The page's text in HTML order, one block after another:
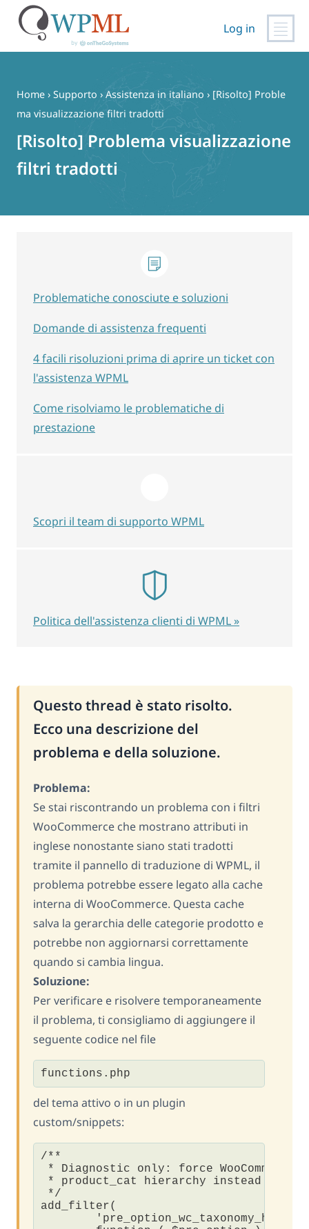
contenuto
Log in
Home › Supporto › Assistenza in italiano › [Risolto] Proble
ma visualizzazione filtri tradotti
[Risolto] Problema visualizzazione
filtri tradotti
Questo thread è stato risolto.
Ecco una descrizione del
problema e della soluzione.
Problema:
Se stai riscontrando un problema con i filtri
WooCommerce che mostrano attributi in
inglese nonostante siano stati tradotti
tramite il pannello di traduzione di WPML, il
problema potrebbe essere legato alla cache
interna di WooCommerce. Questa cache
salva la gerarchia delle categorie prodotto e
potrebbe non aggiornarsi correttamente
quando si cambia lingua.
Soluzione:
Per verificare e risolvere temporaneamente
il problema, ti consigliamo di aggiungere il
seguente codice nel file
functions.php
del tema attivo o in un plugin
custom/snippets:
/**
* Diagnostic only: force
* product_cat hierarchy instead of
*/
add_filter(
Problematiche conosciute e soluzioni
Domande di assistenza frequenti
4 facili risoluzioni prima di aprire un ticket con
l'assistenza WPML
Come risolviamo le problematiche di
prestazione
Scopri il team di supporto WPML
Politica dell'assistenza clienti di WPML »